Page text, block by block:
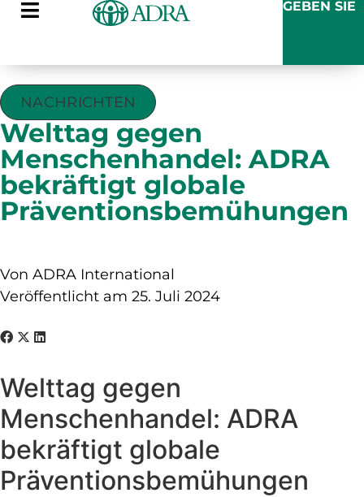
GEBEN SIE
NACHRICHTEN
Welttag gegen
Menschenhandel: ADRA
bekräftigt globale
Präventionsbemühungen
Von ADRA International
Veröffentlicht am 25. Juli 2024
Welttag gegen
Menschenhandel: ADRA
bekräftigt globale
Präventionsbemühungen